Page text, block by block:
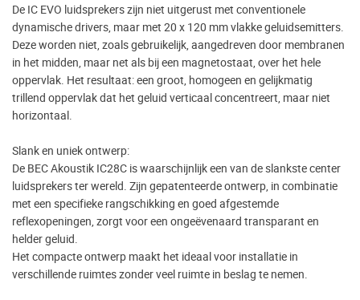
De IC EVO luidsprekers zijn niet uitgerust met conventionele
dynamische drivers, maar met 20 x 120 mm vlakke geluidsemitters.
Deze worden niet, zoals gebruikelijk, aangedreven door membranen
in het midden, maar net als bij een magnetostaat, over het hele
oppervlak. Het resultaat: een groot, homogeen en gelijkmatig
trillend oppervlak dat het geluid verticaal concentreert, maar niet
horizontaal.
Slank en uniek ontwerp:
De BEC Akoustik IC28C is waarschijnlijk een van de slankste center
luidsprekers ter wereld. Zijn gepatenteerde ontwerp, in combinatie
met een specifieke rangschikking en goed afgestemde
reflexopeningen, zorgt voor een ongeëvenaard transparant en
helder geluid.
Het compacte ontwerp maakt het ideaal voor installatie in
verschillende ruimtes zonder veel ruimte in beslag te nemen.